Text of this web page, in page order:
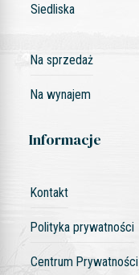
Siedliska
Na sprzedaż
Na wynajem
Informacje
Kontakt
Polityka prywatności
Centrum Prywatności